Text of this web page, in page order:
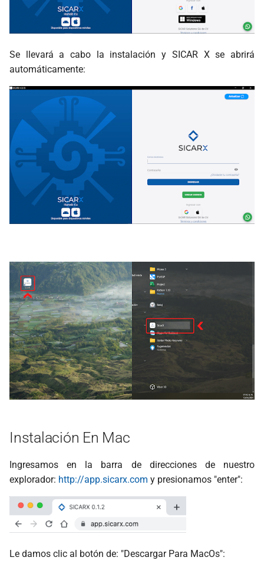
Se llevará a cabo la instalación y SICAR X se abrirá
automáticamente:
Instalación En Mac
Ingresamos en la barra de direcciones de nuestro
explorador: http://app.sicarx.com y presionamos "enter":
Le damos clic al botón de: "Descargar Para MacOs":